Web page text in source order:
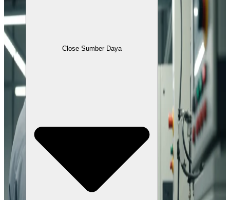
Close Sumber Daya